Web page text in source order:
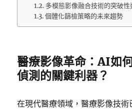
多模態影像融合技術的突破性
個體化篩檢策略的未來趨勢
醫療影像革命：AI如
偵測的關鍵利器？
在現代醫療領域，醫療影像技術